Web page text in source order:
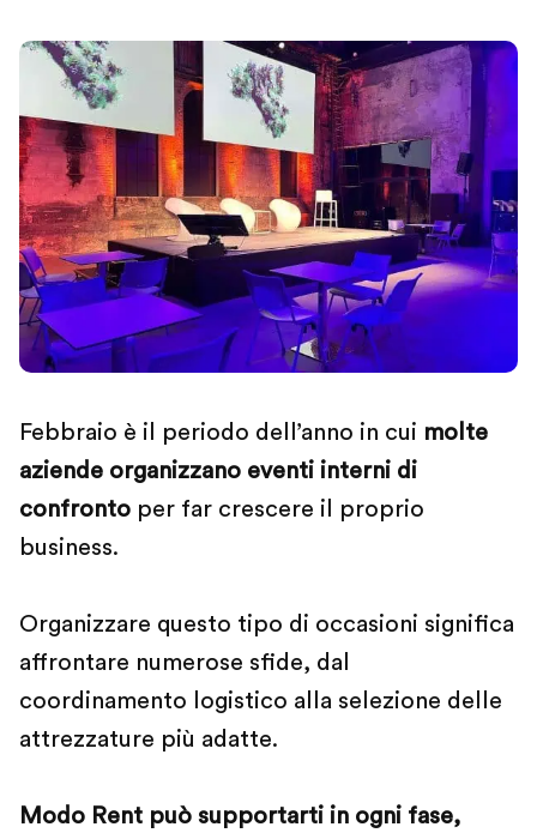
Febbraio è il periodo dell’anno in cui molte
aziende organizzano eventi interni di
confronto per far crescere il proprio
business.
Organizzare questo tipo di occasioni significa
affrontare numerose sfide, dal
coordinamento logistico alla selezione delle
attrezzature più adatte.
Modo Rent può supportarti in ogni fase,